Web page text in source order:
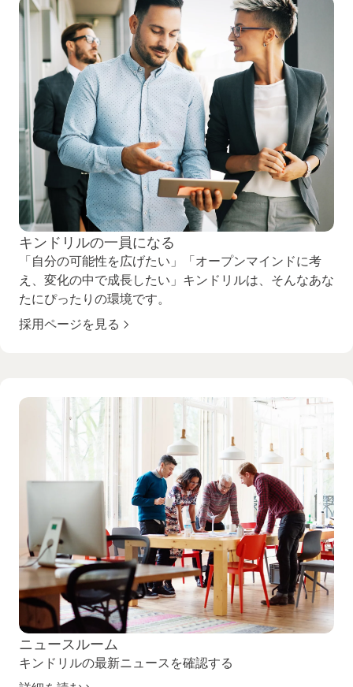
キンドリルの一員になる
「自分の可能性を広げたい」「オープンマインドに考
え、変化の中で成長したい」キンドリルは、そんなあな
たにぴったりの環境です。
採用ページを見る
ニュースルーム
キンドリルの最新ニュースを確認する